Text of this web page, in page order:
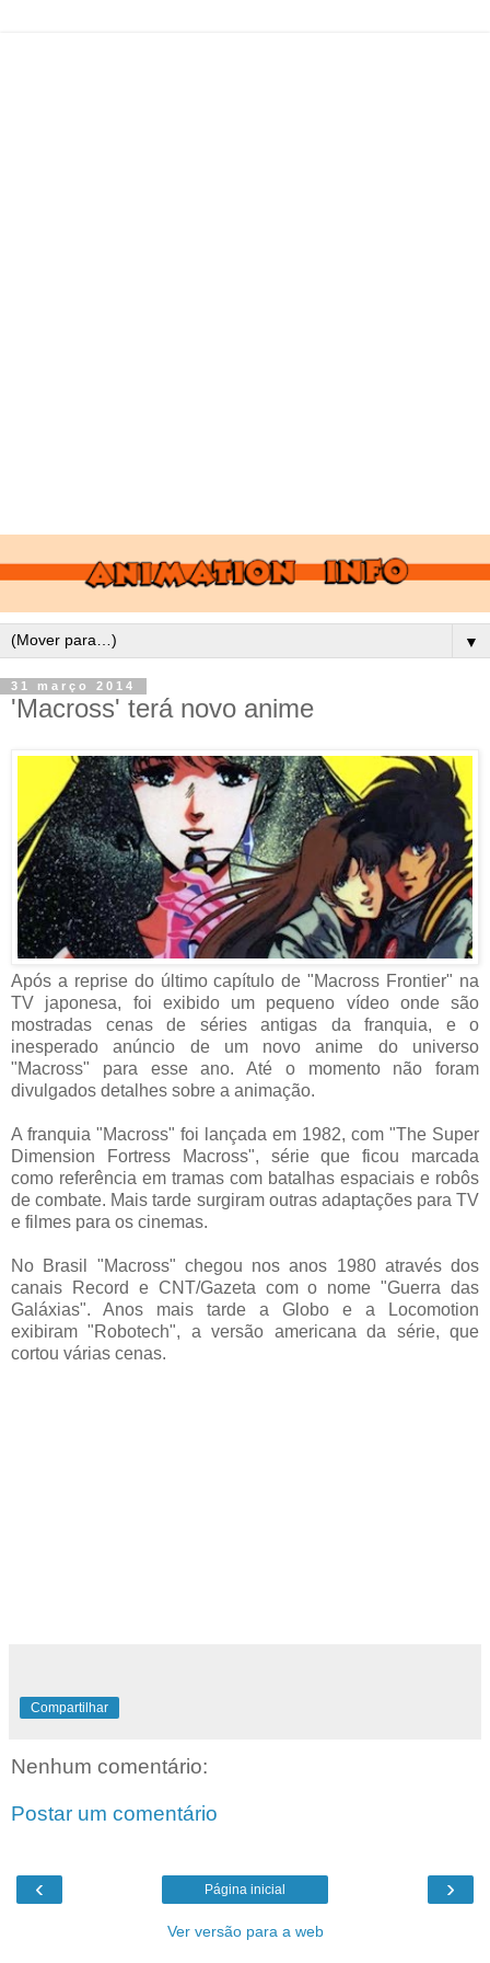
▼
31 março 2014
'Macross' terá novo anime
Após a reprise do último capítulo de "Macross Frontier" na
TV japonesa, foi exibido um pequeno vídeo onde são
mostradas cenas de séries antigas da franquia, e o
inesperado anúncio de um novo anime do universo
"Macross" para esse ano. Até o momento não foram
divulgados detalhes sobre a animação.
A franquia "Macross" foi lançada em 1982, com "The Super
Dimension Fortress Macross", série que ficou marcada
como referência em tramas com batalhas espaciais e robôs
de combate. Mais tarde surgiram outras adaptações para TV
e filmes para os cinemas.
No Brasil "Macross" chegou nos anos 1980 através dos
canais Record e CNT/Gazeta com o nome "Guerra das
Galáxias". Anos mais tarde a Globo e a Locomotion
exibiram "Robotech", a versão americana da série, que
cortou várias cenas.
Compartilhar
Nenhum comentário:
Postar um comentário
‹ ›
Página inicial
Ver versão para a web